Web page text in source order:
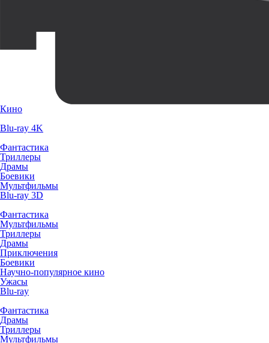
Кино
Blu-ray 4K
Фантастика
Триллеры
Драмы
Боевики
Мультфильмы
Blu-ray 3D
Фантастика
Мультфильмы
Триллеры
Драмы
Приключения
Боевики
Научно-популярное кино
Ужасы
Blu-ray
Фантастика
Драмы
Триллеры
Мультфильмы